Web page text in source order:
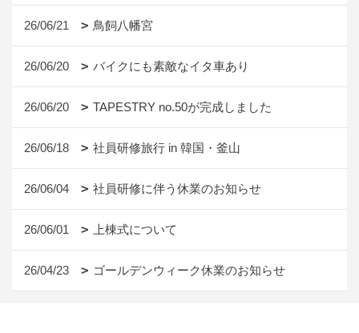
26/06/21 鳥飼八幡宮
26/06/20 バイクにも素敵なイタ車あり
26/06/20 TAPESTRY no.50が完成しました
26/06/18 社員研修旅行 in 韓国・釜山
26/06/04 社員研修に伴う休業のお知らせ
26/06/01 上棟式について
26/04/23 ゴールデンウィーク休業のお知らせ